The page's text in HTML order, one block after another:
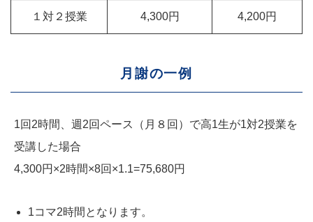
１対２授業 4,300円 4,200円
月謝の一例
1回2時間、週2回ペース（月８回）で高1生が1対2授業を
受講した場合
4,300円×2時間×8回×1.1=75,680円
1コマ2時間となります。